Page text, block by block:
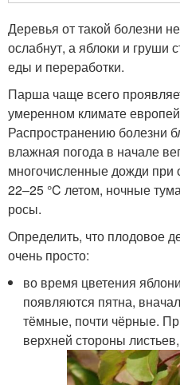
Деревья от такой болезни
ослабнут, а яблоки и груши
еды и переработки.
Парша чаще всего
умеренном климате
Распространению болезни
влажная погода в начале
многочисленные дожди при
22–25 °C летом, ночные
росы.
Определить, что плодовое
очень просто:
во время цветения
появляются пятна,
тёмные, почти чёрные.
верхней стороны